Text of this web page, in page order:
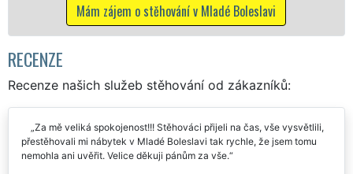
stěhování v Mladé Boleslavi Mám zájem o
RECENZE
Recenze našich služeb stěhování od zákazníků:
Za mě veliká spokojenost!!! Stěhováci přijeli na čas, vše vysvětlili,
přestěhovali mi nábytek v Mladé Boleslavi tak rychle, že jsem tomu
nemohla ani uvěřit. Velice děkuji pánům za vše.